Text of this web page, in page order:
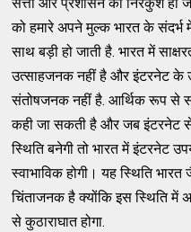
को हमारे अपने मुल्क भारत के संदर्भ
साथ बड़ी हो जाती है. भारत में
उत्साहजनक नहीं है और इंटरनेट के
संतोषजनक नहीं है. आर्थिक रूप से
कही जा सकती है और जब इंटरनेट
स्थिति बनेगी तो भारत में इंटरनेट
स्वाभाविक होगी। यह स्थिति
चिंताजनक है क्योंकि इस स्थिति में
से कुठाराघात होगा.